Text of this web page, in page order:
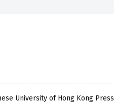
University of Hong Kong Press